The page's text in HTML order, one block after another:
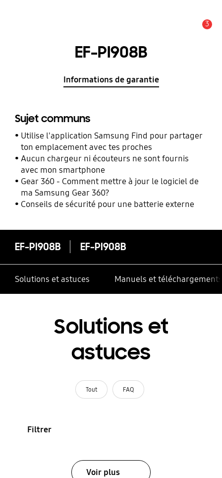
3
EF-PI908B
Informations de garantie
Sujet communs
Utilise l'application Samsung Find pour partager
ton emplacement avec tes proches
Aucun chargeur ni écouteurs ne sont fournis
avec mon smartphone
Gear 360 - Comment mettre à jour le logiciel de
ma Samsung Gear 360?
Conseils de sécurité pour une batterie externe
EF-PI908B EF-PI908B
Solutions et astuces Manuels et téléchargements
Solutions et
astuces
Tout FAQ
Filtrer
Voir plus